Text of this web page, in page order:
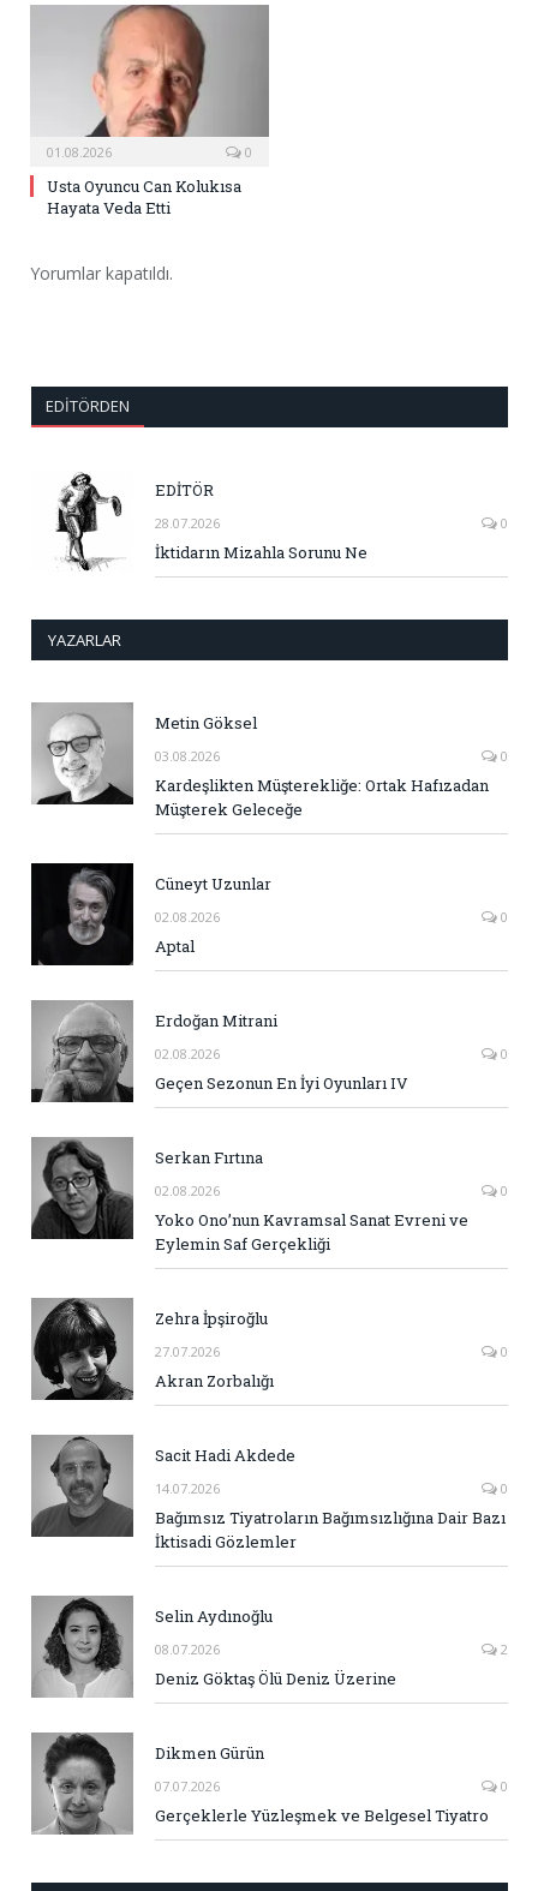
01.08.2026 0
Usta Oyuncu Can Kolukısa
Hayata Veda Etti
Yorumlar kapatıldı.
EDITÖRDEN
EDİTÖR
28.07.2026 0
İktidarın Mizahla Sorunu Ne
YAZARLAR
Metin Göksel
03.08.2026 0
Kardeşlikten Müşterekliğe: Ortak Hafızadan
Müşterek Geleceğe
Cüneyt Uzunlar
02.08.2026 0
Aptal
Erdoğan Mitrani
02.08.2026 0
Geçen Sezonun En İyi Oyunları IV
Serkan Fırtına
02.08.2026 0
Yoko Ono’nun Kavramsal Sanat Evreni ve
Eylemin Saf Gerçekliği
Zehra İpşiroğlu
27.07.2026 0
Akran Zorbalığı
Sacit Hadi Akdede
14.07.2026 0
Bağımsız Tiyatroların Bağımsızlığına Dair Bazı
İktisadi Gözlemler
Selin Aydınoğlu
08.07.2026 2
Deniz Göktaş Ölü Deniz Üzerine
Dikmen Gürün
07.07.2026 0
Gerçeklerle Yüzleşmek ve Belgesel Tiyatro